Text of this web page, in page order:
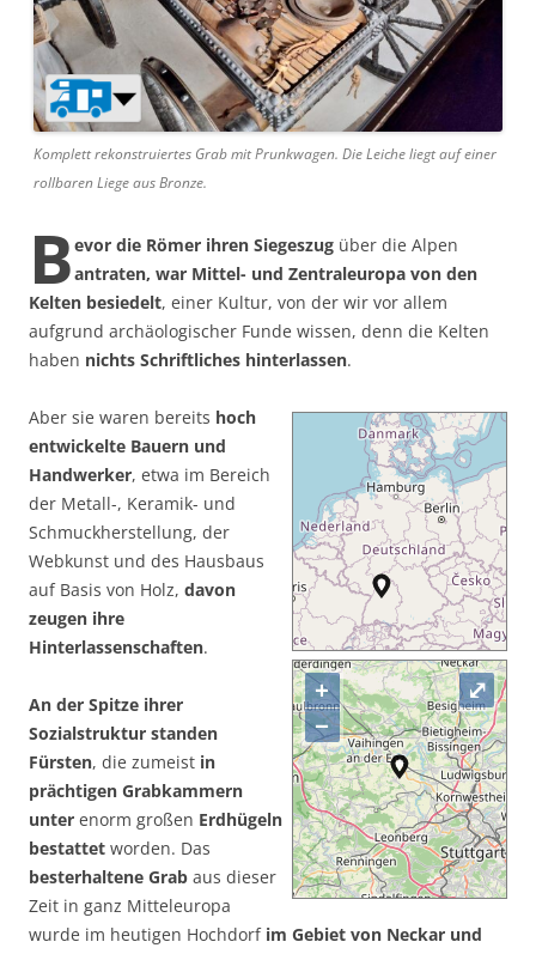
Komplett rekonstruiertes Grab mit Prunkwagen. Die Leiche liegt auf einer
rollbaren Liege aus Bronze.
Bevor die Römer ihren Siegeszug über die Alpen
antraten, war Mittel- und Zentraleuropa von den
Kelten besiedelt, einer Kultur, von der wir vor allem
aufgrund archäologischer Funde wissen, denn die Kelten
haben nichts Schriftliches hinterlassen.
+
−
⤢
Aber sie waren bereits hoch
entwickelte Bauern und
Handwerker, etwa im Bereich
der Metall-, Keramik- und
Schmuckherstellung, der
Webkunst und des Hausbaus
auf Basis von Holz, davon
zeugen ihre
Hinterlassenschaften.
An der Spitze ihrer
Sozialstruktur standen
Fürsten, die zumeist in
prächtigen Grabkammern
unter enorm großen Erdhügeln
bestattet worden. Das
besterhaltene Grab aus dieser
Zeit in ganz Mitteleuropa
wurde im heutigen Hochdorf im Gebiet von Neckar und